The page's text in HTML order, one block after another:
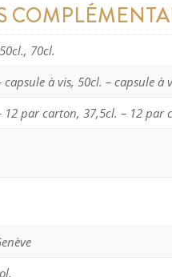
70cl.
capsule à vis, 50cl. – capsule à
12 par carton, 37,5cl. – 12